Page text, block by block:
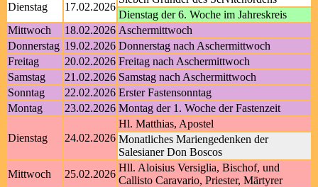
Dienstag
17.02.2026
Dienstag der 6. Woche im Jahreskreis
Mittwoch
18.02.2026 Aschermittwoch
Donnerstag 19.02.2026 Donnerstag nach Aschermittwoch
Freitag
20.02.2026 Freitag nach Aschermittwoch
Samstag
21.02.2026 Samstag nach Aschermittwoch
Sonntag
22.02.2026 Erster Fastensonntag
Montag
23.02.2026 Montag der 1. Woche der Fastenzeit
Dienstag 24.02.2026
Hl. Matthias, Apostel
Monatliches Mariengedenken der
Salesianer Don Boscos
Mittwoch
25.02.2026
Hll. Aloisius Versiglia, Bischof, und
Callisto Caravario, Priester, Märtyrer